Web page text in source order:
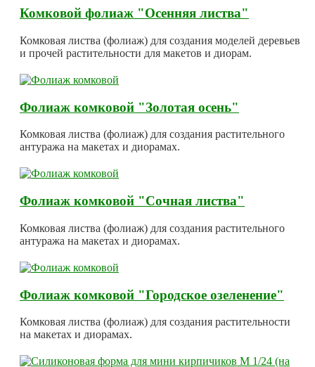
Комковой фолиаж "Осенняя листва"
Комковая листва (фолиаж) для создания моделей деревьев
и прочей растительности для макетов и диорам.
Фолиаж комковой "Золотая осень"
Комковая листва (фолиаж) для создания растительного
антуража на макетах и диорамах.
Фолиаж комковой "Сочная листва"
Комковая листва (фолиаж) для создания растительного
антуража на макетах и диорамах.
Фолиаж комковой "Городское озеленение"
Комковая листва (фолиаж) для создания растительности
на макетах и диорамах.